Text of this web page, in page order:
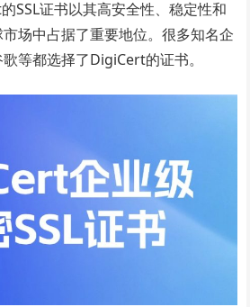
SSL证书以其高安全性、稳定性和
场中占据了重要地位。很多知名企
等都选择了DigiCert的证书。